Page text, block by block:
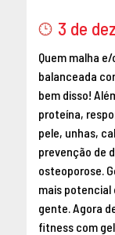
3 de
Quem malha
balanceada
bem disso!
proteína,
pele, unhas,
prevenção de
osteoporose.
mais potencial
gente. Agora
fitness com